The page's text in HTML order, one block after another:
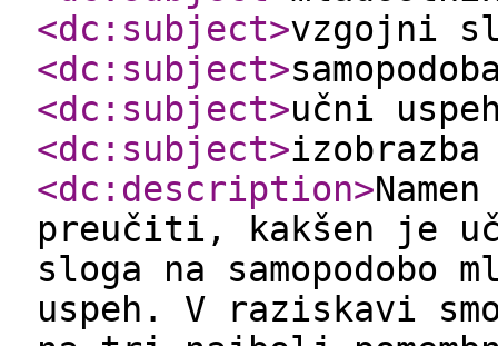
<dc:subject>vzgojni
<dc:subject>
<dc:subject>učni
<dc:subject>
<dc:description>
preučiti, kakšen je
sloga na samopodobo
uspeh. V raziskavi